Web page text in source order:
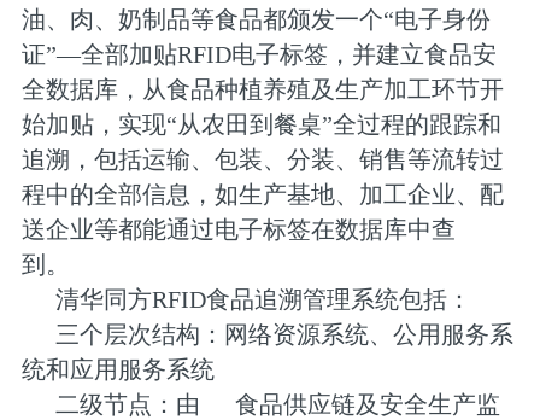
油、肉、奶制品等食品都颁发一个“电子身份
证”—全部加贴RFID电子标签，并建立食品安
全数据库，从食品种植养殖及生产加工环节开
始加贴，实现“从农田到餐桌”全过程的跟踪和
追溯，包括运输、包装、分装、销售等流转过
程中的全部信息，如生产基地、加工企业、配
送企业等都能通过电子标签在数据库中查
到。
清华同方RFID食品追溯管理系统包括：
三个层次结构：网络资源系统、公用服务系
统和应用服务系统
二级节点：由
食品供应链及安全生产监